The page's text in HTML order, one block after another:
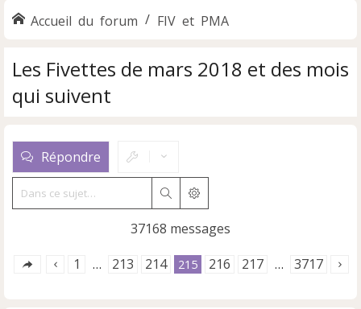
Accueil du forum FIV et PMA
Les Fivettes de mars 2018 et des mois
qui suivent
Répondre
RechercherRecherche avancée
37168 messages
1 … 213 214 215 216 217 … 3717